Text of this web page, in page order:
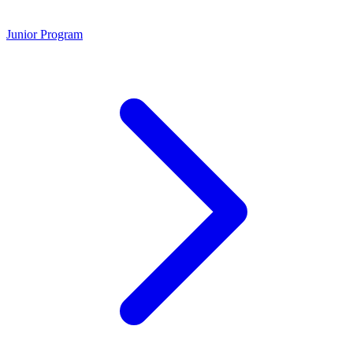
Junior Program